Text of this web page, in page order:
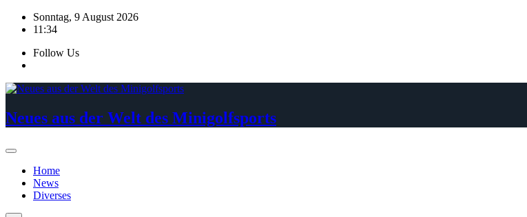
Skip
Sonntag, 9 August 2026
11:34
Follow Us
Neues aus der Welt des Minigolfsports
Home
News
Diverses